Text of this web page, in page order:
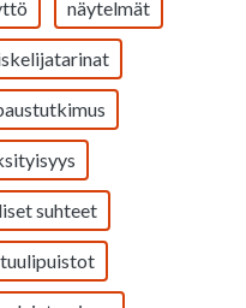
näytelmät
suhteet
tuulipuistot